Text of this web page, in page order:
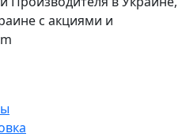
с акциями и